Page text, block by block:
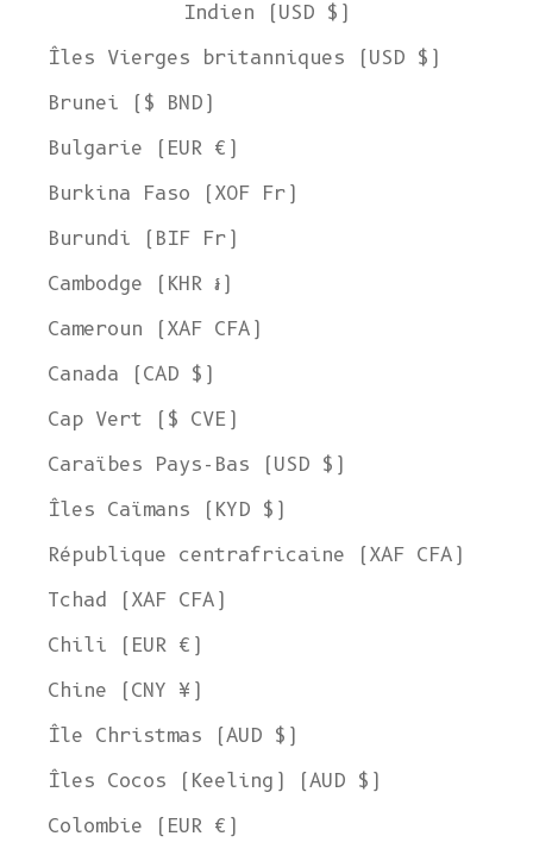
Indien (USD $)
Îles Vierges britanniques (USD $)
Brunei ($ BND)
Bulgarie (EUR €)
Burkina Faso (XOF Fr)
Burundi (BIF Fr)
Cambodge (KHR ៛)
Cameroun (XAF CFA)
Canada (CAD $)
Cap Vert ($ CVE)
Caraïbes Pays-Bas (USD $)
Îles Caïmans (KYD $)
République centrafricaine (XAF CFA)
Tchad (XAF CFA)
Chili (EUR €)
Chine (CNY ¥)
Île Christmas (AUD $)
Îles Cocos (Keeling) (AUD $)
Colombie (EUR €)